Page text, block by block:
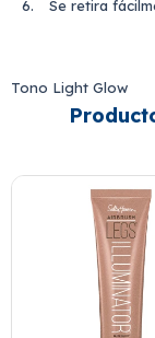
Se retira
Tono Light Glow